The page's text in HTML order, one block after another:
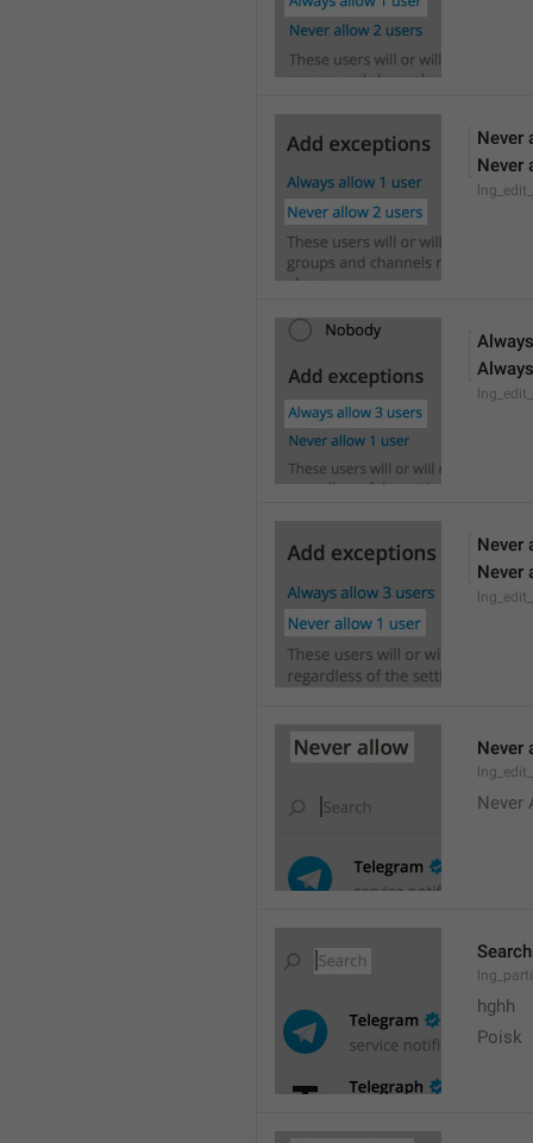
Never
Never
Never
Never
Never
Never
Search
hghh
Poisk